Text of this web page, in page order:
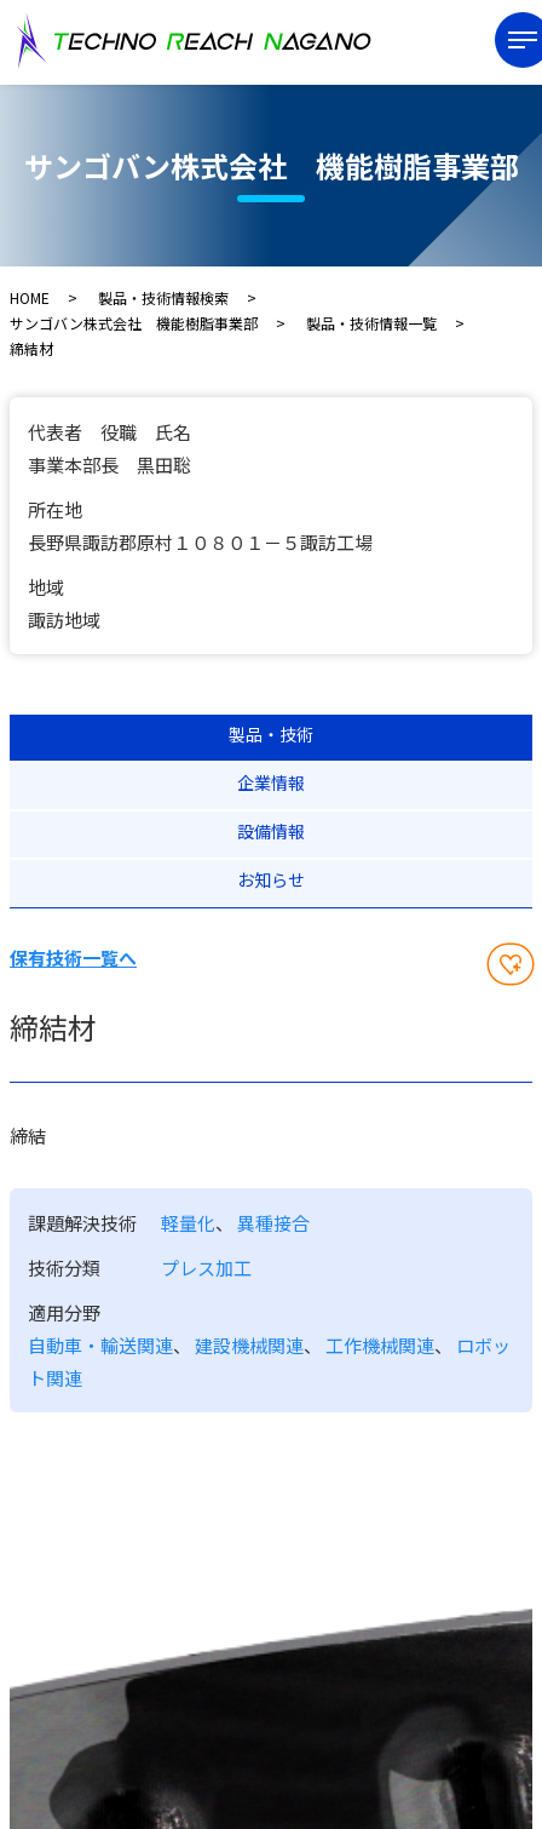
サンゴバン株式会社 機能樹脂事業部
HOME
製品・技術情報検索
サンゴバン株式会社 機能樹脂事業部
製品・技術情報一覧
締結材
代表者 役職 氏名
事業本部長 黒田聡
所在地
長野県諏訪郡原村１０８０１－５諏訪工場
地域
諏訪地域
製品・技術
企業情報
設備情報
お知らせ
保有技術一覧へ
締結材
締結
課題解決技術 軽量化、 異種接合
技術分類
プレス加工
適用分野
自動車・輸送関連、 建設機械関連、 工作機械関連、 ロボッ
ト関連